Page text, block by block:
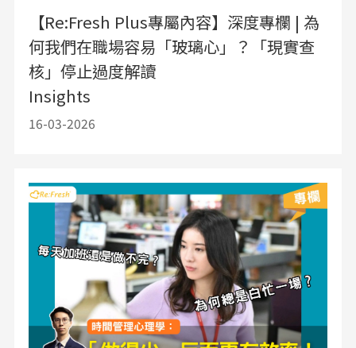
【Re:Fresh Plus專屬內容】深度專欄 | 為
何我們在職場容易「玻璃心」？「現實查
核」停止過度解讀
Insights
16-03-2026